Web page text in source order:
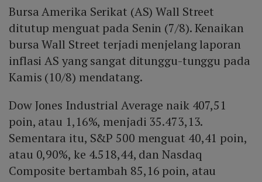
Bursa Amerika Serikat (AS) Wall Street
ditutup menguat pada Senin (7/8). Kenaikan
bursa Wall Street terjadi menjelang laporan
inflasi AS yang sangat ditunggu-tunggu pada
Kamis (10/8) mendatang.
Dow Jones Industrial Average naik 407,51
poin, atau 1,16%, menjadi 35.473,13.
Sementara itu, S&P 500 menguat 40,41 poin,
atau 0,90%, ke 4.518,44, dan Nasdaq
Composite bertambah 85,16 poin, atau